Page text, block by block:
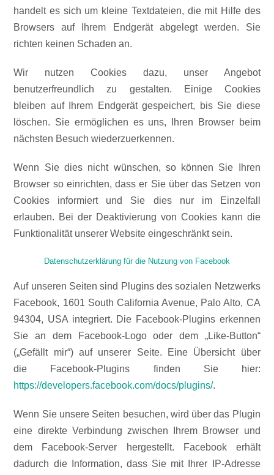
handelt es sich um kleine Textdateien, die mit Hilfe des
Browsers auf Ihrem Endgerät abgelegt werden. Sie
richten keinen Schaden an.
Wir nutzen Cookies dazu, unser Angebot
benutzerfreundlich zu gestalten. Einige Cookies
bleiben auf Ihrem Endgerät gespeichert, bis Sie diese
löschen. Sie ermöglichen es uns, Ihren Browser beim
nächsten Besuch wiederzuerkennen.
Wenn Sie dies nicht wünschen, so können Sie Ihren
Browser so einrichten, dass er Sie über das Setzen von
Cookies informiert und Sie dies nur im Einzelfall
erlauben. Bei der Deaktivierung von Cookies kann die
Funktionalität unserer Website eingeschränkt sein.
Datenschutzerklärung für die Nutzung von Facebook
Auf unseren Seiten sind Plugins des sozialen Netzwerks
Facebook, 1601 South California Avenue, Palo Alto, CA
94304, USA integriert. Die Facebook-Plugins erkennen
Sie an dem Facebook-Logo oder dem „Like-Button“
(„Gefällt mir“) auf unserer Seite. Eine Übersicht über
die Facebook-Plugins finden Sie hier:
https://developers.facebook.com/docs/plugins/.
Wenn Sie unsere Seiten besuchen, wird über das Plugin
eine direkte Verbindung zwischen Ihrem Browser und
dem Facebook-Server hergestellt. Facebook erhält
dadurch die Information, dass Sie mit Ihrer IP-Adresse